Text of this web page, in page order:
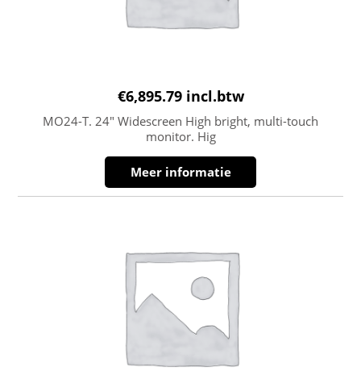
€6,895.79 incl.btw
MO24-T. 24″ Widescreen High bright, multi-touch
monitor. Hig
Meer informatie